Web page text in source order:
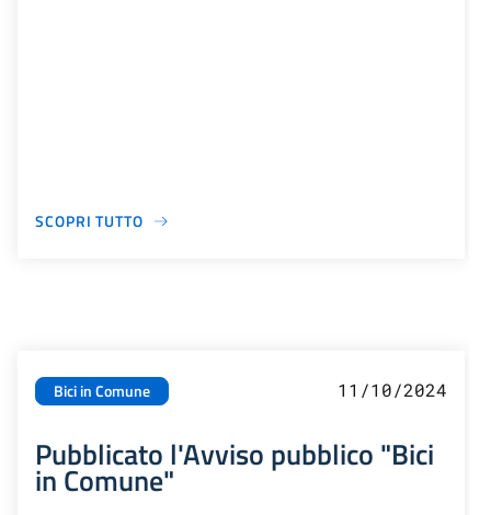
SCOPRI TUTTO
Bici in Comune 11/10/2024
Pubblicato l'Avviso pubblico "Bici
in Comune"